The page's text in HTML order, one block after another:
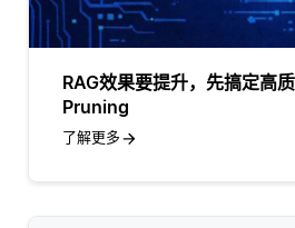
RAG效果要提升，先搞定高
Pruning
了解更多